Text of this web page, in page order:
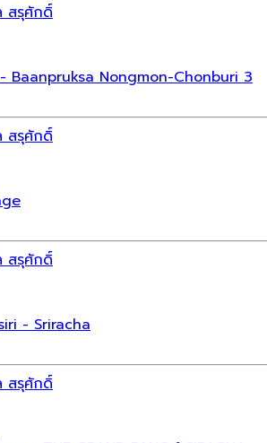
สรุศักดิ์
Nongmon-Chonburi 3
สรุศักดิ์
สรุศักดิ์
- Sriracha
สรุศักดิ์